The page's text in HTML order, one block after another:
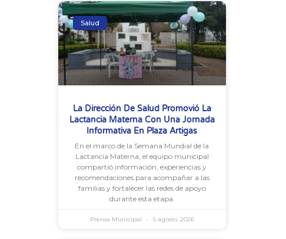
Salud
La Dirección De Salud Promovió La
Lactancia Materna Con Una Jornada
Informativa En Plaza Artigas
En el marco de la Semana Mundial de la
Lactancia Materna, el equipo municipal
compartió información, experiencias y
recomendaciones para acompañar a las
familias y fortalecer las redes de apoyo
durante esta etapa.
Prensa Municipal 5 agosto, 2026